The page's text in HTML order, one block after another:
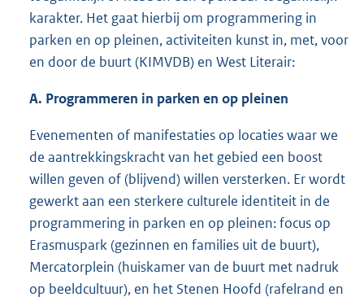
karakter. Het gaat hierbij om programmering in
parken en op pleinen, activiteiten kunst in, met, voor
en door de buurt (KIMVDB) en West Literair:
A. Programmeren in parken en op pleinen
Evenementen of manifestaties op locaties waar we
de aantrekkingskracht van het gebied een boost
willen geven of (blijvend) willen versterken. Er wordt
gewerkt aan een sterkere culturele identiteit in de
programmering in parken en op pleinen: focus op
Erasmuspark (gezinnen en families uit de buurt),
Mercatorplein (huiskamer van de buurt met nadruk
op beeldcultuur), en het Stenen Hoofd (rafelrand en